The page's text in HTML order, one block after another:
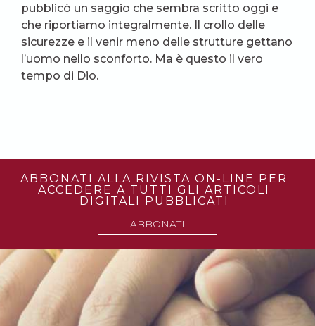
pubblicò un saggio che sembra scritto oggi e
che riportiamo integralmente. Il crollo delle
sicurezze e il venir meno delle strutture gettano
l’uomo nello sconforto. Ma è questo il vero
tempo di Dio.
ABBONATI ALLA RIVISTA ON-LINE PER
ACCEDERE A TUTTI GLI ARTICOLI
DIGITALI PUBBLICATI
ABBONATI